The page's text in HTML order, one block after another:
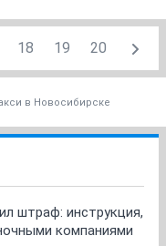
18 19 20
в Новосибирске
штраф: инструкция,
компаниями